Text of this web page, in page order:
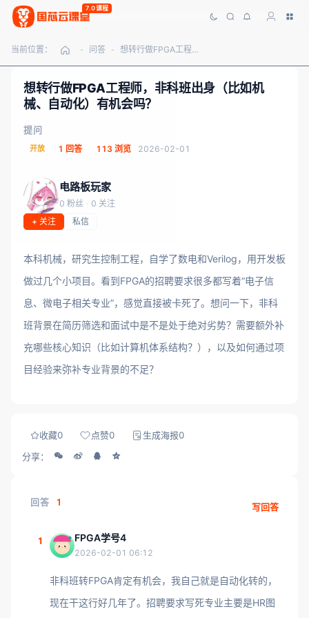
7.0课程
当前位置： - 问答 - 想转行做FPGA工程师，非科班出身（比如机械、自动化）有机会吗？
想转行做FPGA工程师，非科班出身（比如机
械、自动化）有机会吗？
提问
开放 1 回答 113 浏览 2026-02-01
电路板玩家
0 粉丝 · 0 关注
+ 关注
私信
本科机械，研究生控制工程，自学了数电和Verilog，用开发板
做过几个小项目。看到FPGA的招聘要求很多都写着“电子信
息、微电子相关专业”，感觉直接被卡死了。想问一下，非科
班背景在简历筛选和面试中是不是处于绝对劣势？需要额外补
充哪些核心知识（比如计算机体系结构？），以及如何通过项
目经验来弥补专业背景的不足？
收藏0 点赞0 生成海报0
分享：
回答 1 写回答
1 FPGA学号4
2026-02-01 06:12
非科班转FPGA肯定有机会，我自己就是自动化转的，
现在干这行好几年了。招聘要求写死专业主要是HR图